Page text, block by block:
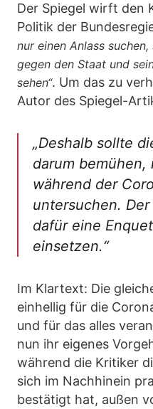
Der Spiegel wirft den
Politik der
nur einen Anlass
gegen den Staat und
sehen“. Um das zu
Autor des Spiegel-
„Deshalb sollte
darum bemühen,
während der
untersuchen.
dafür eine
einsetzen.“
Im Klartext: Die
einhellig für die
und für das alles
nun ihr eigenes
während die Kritiker
sich im Nachhinein
bestätigt hat, außen